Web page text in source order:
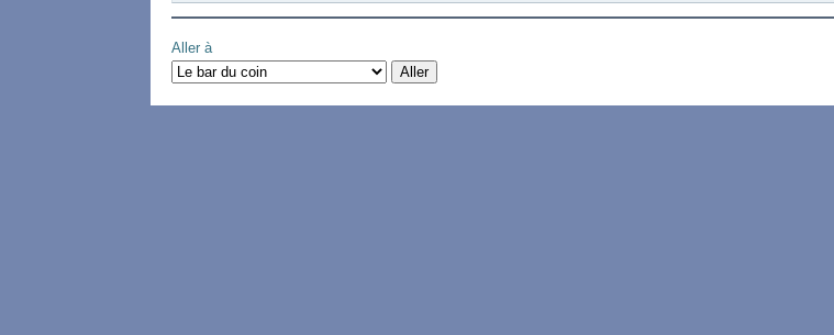
Aller à